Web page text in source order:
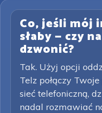
Co, jeśli
słaby — czy
dzwonić?
Tak. Użyj opcji
Telz połączy
sieć telefoniczną,
nadal rozmawiać